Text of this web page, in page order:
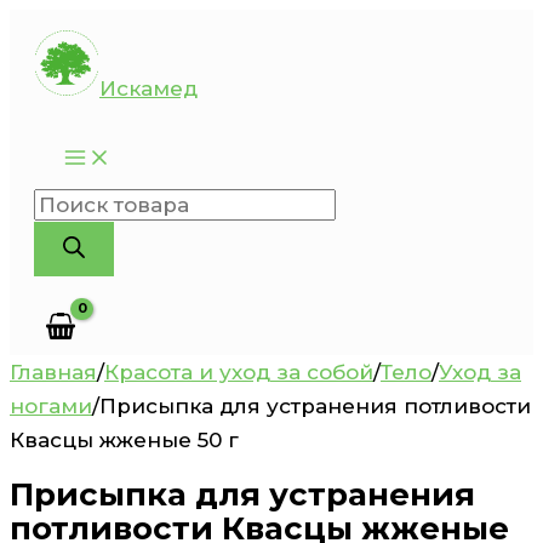
Перейти
содержимому
Искамед
Поиск
товаров
Главная/Красота и уход за собой/Тело/Уход за
ногами/Присыпка для устранения потливости
Квасцы жженые 50 г
Присыпка для устранения
потливости Квасцы жженые